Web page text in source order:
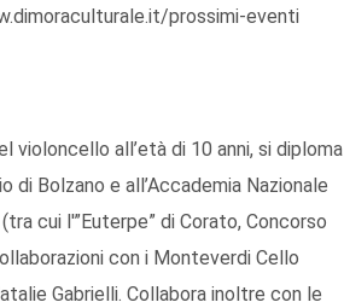
prossimi-eventi
violoncello all’età di 10 anni, si diploma
Bolzano e all’Accademia Nazionale
cui l'”Euterpe” di Corato, Concorso
con i Monteverdi Cello
Gabrielli. Collabora inoltre con le